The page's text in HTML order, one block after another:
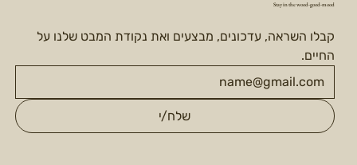
Stay in the wood-good-mood
החיים.
שלח/י